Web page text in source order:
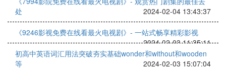
处
2024-02-04 13:43:37
《9246影视免费在线看最火电视剧》- 一站式畅享精彩影视
2024-02-03 11:35:11
初高中英语词汇用法突破夯实基础wonder和without和wooden
等
2024-02-03 15:07:04